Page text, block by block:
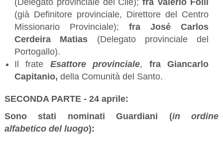
(Delegato provinciale del Cile);fra Valerio Folli
(già Definitore provinciale, Direttore del Centro
Missionario Provinciale); fra José Carlos
Cerdeira Matias (Delegato provinciale del
Portogallo).
Il frate Esattore provinciale, fra Giancarlo
Capitanio, della Comunità del Santo.
SECONDA PARTE - 24 aprile:
Sono stati nominati Guardiani (in ordine
alfabetico del luogo):